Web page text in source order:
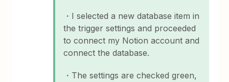
・I selected a new database item in
the trigger settings and proceeded
to connect my Notion account and
connect the database.
・The settings are checked green,